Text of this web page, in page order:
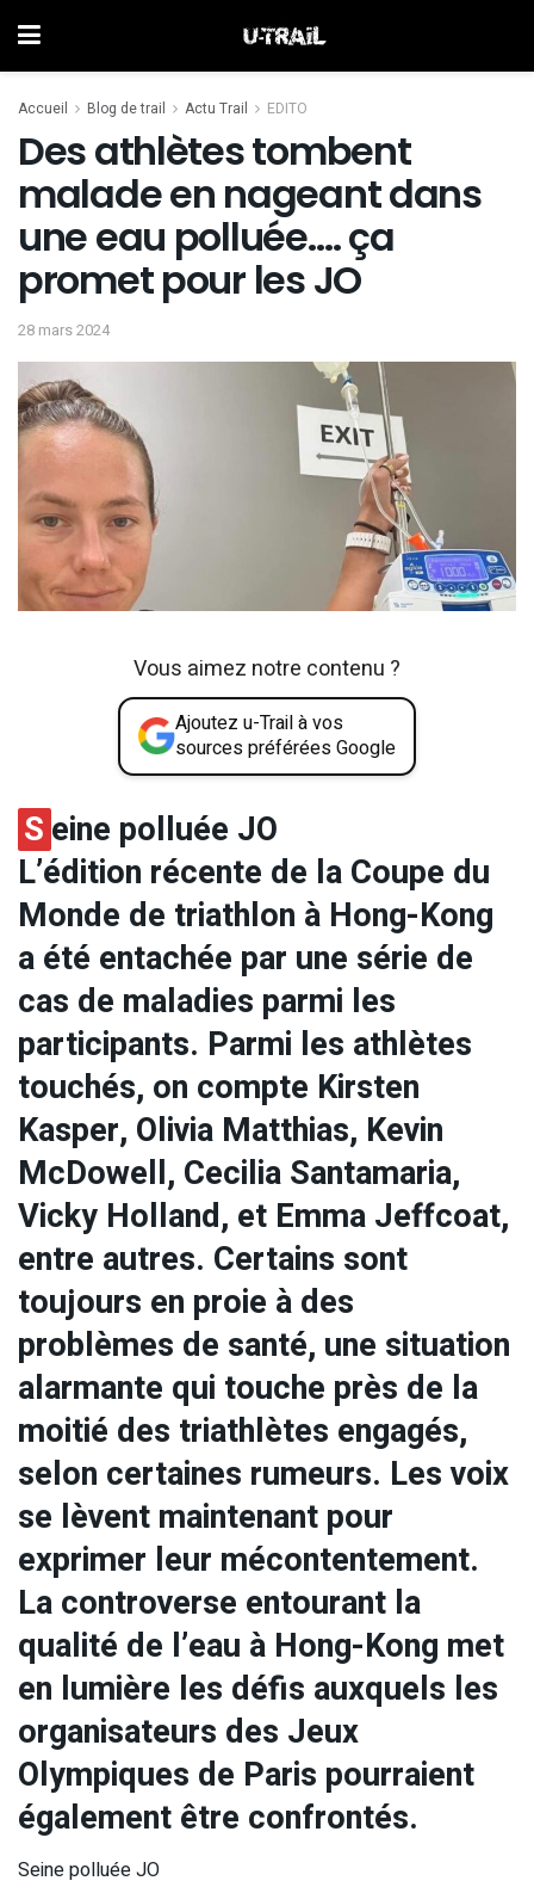
Accueil Blog de trail Actu Trail EDITO
Des athlètes tombent
malade en nageant dans
une eau polluée…. ça
promet pour les JO
28 mars 2024
Vous aimez notre contenu ?
Ajoutez u-Trail à vos
sources préférées Google
S eine polluée JO
L’édition récente de la Coupe du
Monde de triathlon à Hong-Kong
a été entachée par une série de
cas de maladies parmi les
participants. Parmi les athlètes
touchés, on compte Kirsten
Kasper, Olivia Matthias, Kevin
McDowell, Cecilia Santamaria,
Vicky Holland, et Emma Jeffcoat,
entre autres. Certains sont
toujours en proie à des
problèmes de santé, une situation
alarmante qui touche près de la
moitié des triathlètes engagés,
selon certaines rumeurs. Les voix
se lèvent maintenant pour
exprimer leur mécontentement.
La controverse entourant la
qualité de l’eau à Hong-Kong met
en lumière les défis auxquels les
organisateurs des Jeux
Olympiques de Paris pourraient
également être confrontés.
Seine polluée JO